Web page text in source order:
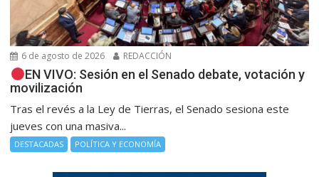
6 de agosto de 2026 REDACCIÓN
EN VIVO: Sesión en el Senado debate, votación y
movilización
Tras el revés a la Ley de Tierras, el Senado sesiona este
jueves con una masiva...
DESTACADAS POLÍTICA Y ECONOMÍA